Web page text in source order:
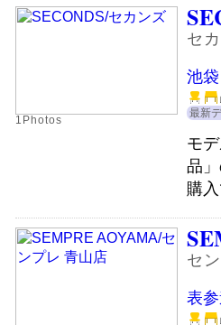
1Photos
セ
池袋
最新
モ
品
購
セ
表